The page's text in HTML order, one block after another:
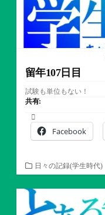
留年107日目
試験も単位もない！
共有:
Facebook
カ
テ
ゴ
ー
日々の記録(学生時代)